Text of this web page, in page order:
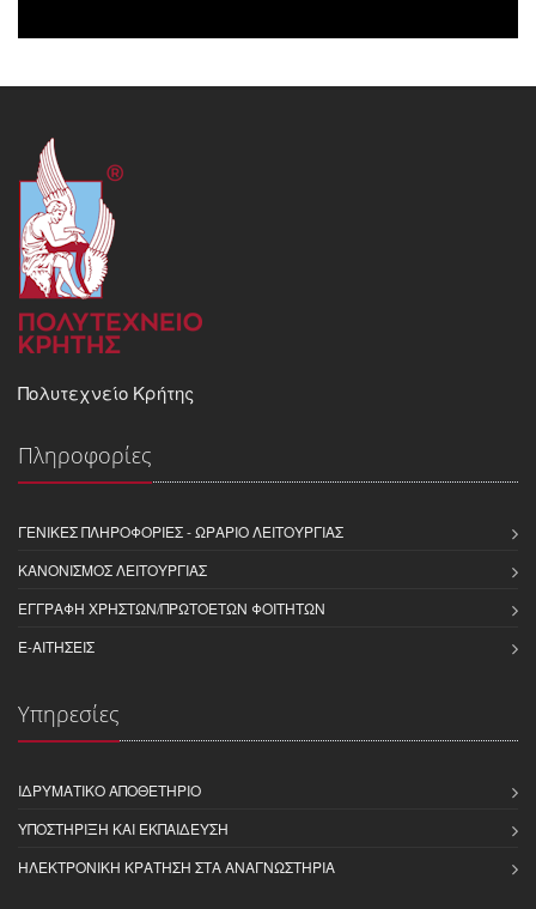
Πολυτεχνείο Κρήτης
Πληροφορίες
ΓΕΝΙΚΈΣ ΠΛΗΡΟΦΟΡΊΕΣ - ΩΡΆΡΙΟ ΛΕΙΤΟΥΡΓΊΑΣ
ΚΑΝΟΝΙΣΜΌΣ ΛΕΙΤΟΥΡΓΊΑΣ
ΕΓΓΡΑΦΉ ΧΡΗΣΤΏΝ/ΠΡΩΤΟΕΤΏΝ ΦΟΙΤΗΤΏΝ
E-ΑΙΤΉΣΕΙΣ
Υπηρεσίες
ΙΔΡΥΜΑΤΙΚΌ ΑΠΟΘΕΤΉΡΙΟ
ΥΠΟΣΤΉΡΙΞΗ ΚΑΙ ΕΚΠΑΊΔΕΥΣΗ
ΗΛΕΚΤΡΟΝΙΚΉ ΚΡΆΤΗΣΗ ΣΤΑ ΑΝΑΓΝΩΣΤΉΡΙΑ